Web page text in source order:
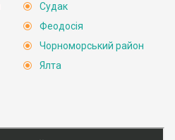
Судак
Феодосія
Чорноморський район
Ялта